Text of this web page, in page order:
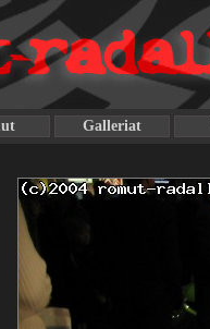
Galleriat